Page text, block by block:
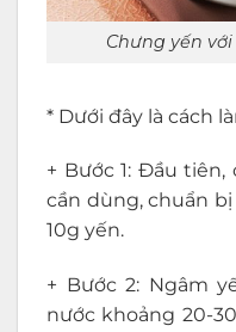
Chưng yến
* Dưới đây là cách
+ Bước 1: Đầu
cần dùng, chuẩn
10g yến.
+ Bước 2: Ngâm
nước khoảng 20-